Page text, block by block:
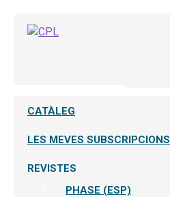
CATÀLEG
LES MEVES SUBSCRIPCIONS
REVISTES
PHASE (ESP)